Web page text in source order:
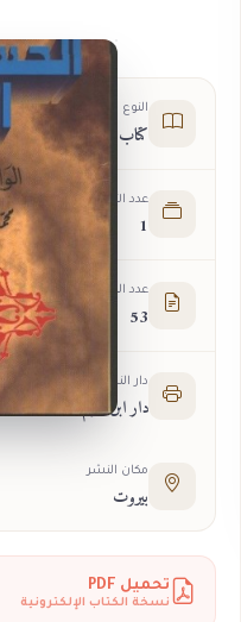
النوع
كتاب
عدد الأجزاء
1
عدد الصفحات
53
دار النشر
دار ابن حزم
مكان النشر
بيروت
تحميل PDF
نسخة الكتاب الإلكترونية